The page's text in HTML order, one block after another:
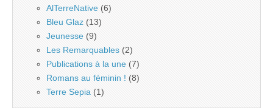
AlTerreNative (6)
Bleu Glaz (13)
Jeunesse (9)
Les Remarquables (2)
Publications à la une (7)
Romans au féminin ! (8)
Terre Sepia (1)